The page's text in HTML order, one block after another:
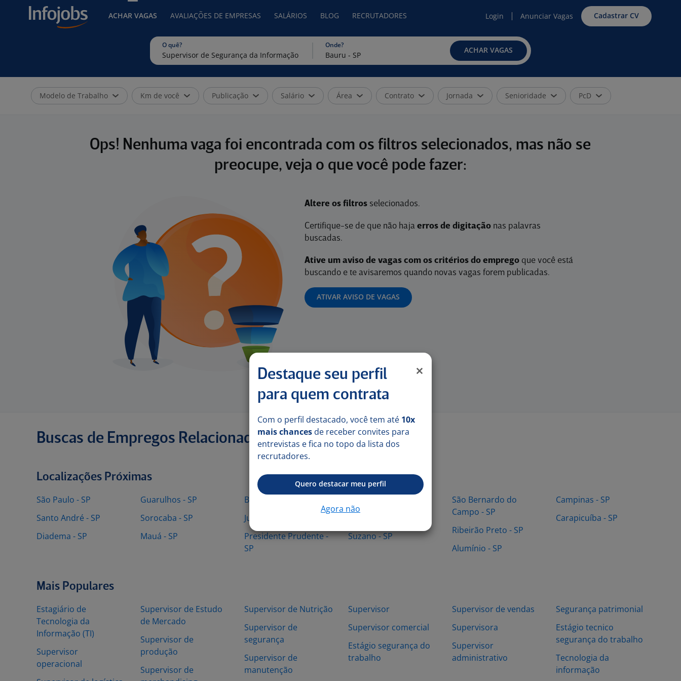
ACHAR VAGAS AVALIAÇÕES DE EMPRESAS SALÁRIOS BLOG RECRUTADORES Login Anunciar Vagas Cadastrar CV
O quê? Onde?
ACHAR VAGAS
Modelo de Trabalho Km de você Publicação Salário Área Contrato Jornada Senioridade PcD
Ops! Nenhuma vaga foi encontrada com os filtros selecionados, mas não se
preocupe, veja o que você pode fazer:
Altere os filtrosselecionados.
Certifique-se de que não haja erros de digitaçãonas palavras
buscadas.
Ative um aviso de vagas com os critérios do empregoque você está
buscando e te avisaremos quando novas vagas forem publicadas.
ATIVAR AVISO DE VAGAS
Buscas de Empregos Relacionadas
Localizações Próximas
São Paulo - SP
Santo André - SP
Diadema - SP
Guarulhos - SP
Sorocaba - SP
Mauá - SP
Barueri - SP
Jundiaí - SP
Presidente Prudente -
SP
Suzano - SP
São Bernardo do
Campo - SP
Ribeirão Preto - SP
Alumínio - SP
Campinas - SP
Carapicuíba - SP
Mais Populares
Estagiário de
Tecnologia da
Informação (TI)
Supervisor
operacional
Supervisor de Estudo
de Mercado
Supervisor de
produção
Supervisor de
Supervisor de Nutrição
Supervisor de
segurança
Supervisor de
manutenção
Supervisor
Supervisor comercial
Estágio segurança do
trabalho
Supervisor de vendas
Supervisora
Supervisor
administrativo
Segurança patrimonial
Estágio tecnico
segurança do trabalho
Tecnologia da
informação
Destaque seu perfil
para quem contrata
Com o perfil destacado, você tem até 10x
mais chances de receber convites para
entrevistas e fica no topo da lista dos
recrutadores.
Quero destacar meu perfil
Agora não